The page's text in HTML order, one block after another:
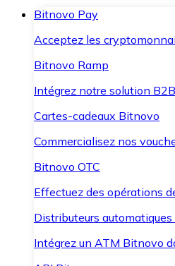
Bitnovo Pay
Acceptez les
Bitnovo Ramp
Intégrez notre solution
Cartes-cadeaux Bitnovo
Commercialisez nos
Bitnovo OTC
Effectuez des opérations
Distributeurs
Intégrez un ATM Bitnovo